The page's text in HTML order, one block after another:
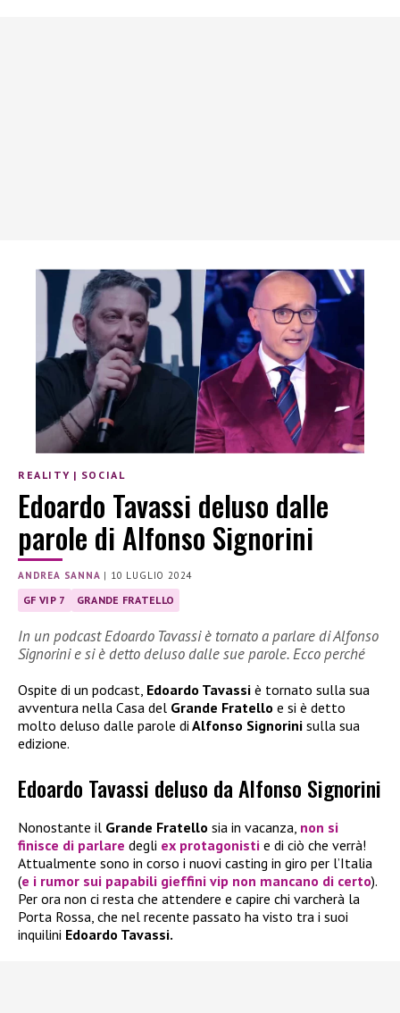
REALITY | SOCIAL
Edoardo Tavassi deluso dalle
parole di Alfonso Signorini
ANDREA SANNA | 10 LUGLIO 2024
GF VIP 7 GRANDE FRATELLO
In un podcast Edoardo Tavassi è tornato a parlare di Alfonso
Signorini e si è detto deluso dalle sue parole. Ecco perché
Ospite di un podcast, Edoardo Tavassi è tornato sulla sua
avventura nella Casa del Grande Fratello e si è detto
molto deluso dalle parole di Alfonso Signorini sulla sua
edizione.
Edoardo Tavassi deluso da Alfonso Signorini
Nonostante il Grande Fratello sia in vacanza, non si
finisce di parlare degli ex protagonisti e di ciò che verrà!
Attualmente sono in corso i nuovi casting in giro per l’Italia
(e i rumor sui papabili gieffini vip non mancano di certo).
Per ora non ci resta che attendere e capire chi varcherà la
Porta Rossa, che nel recente passato ha visto tra i suoi
inquilini Edoardo Tavassi.